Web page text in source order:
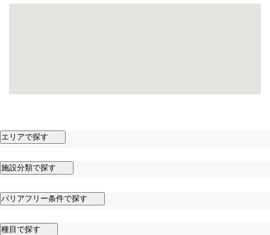
エリアで探す
施設分類で探す
バリアフリー条件で探す
種目で探す